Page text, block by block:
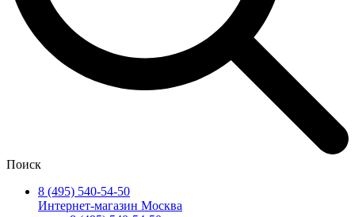
Поиск
8 (495) 540-54-50
Интернет-магазин Москва